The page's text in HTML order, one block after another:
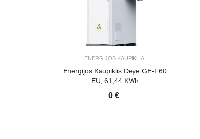
ENERGIJOS KAUPIKLIAI
Energijos Kaupiklis Deye GE-F60
EU, 61,44 KWh
0 €